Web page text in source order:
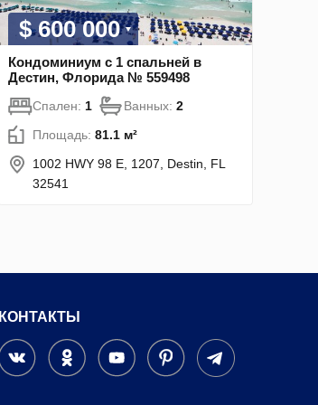
$ 600 000
Кондоминиум с 1 спальней в
Дестин, Флорида № 559498
Спален: 1 Ванных: 2
Площадь: 81.1 м²
1002 HWY 98 E, 1207, Destin, FL
32541
КОНТАКТЫ